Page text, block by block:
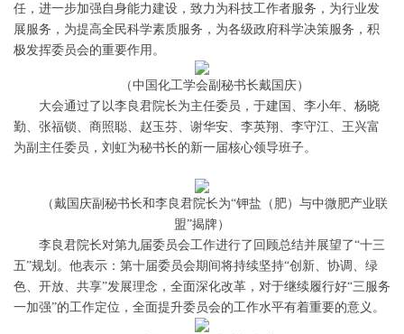
任，进一步加强自身能力建设，致力为科技工作者服务，为行业发
展服务，为提高全民科学素质服务，为各级政府科学决策服务，积
极发挥委员会的重要作用。
（中国化工学会副秘书长戴国庆）
大会通过了以李良君院长为主任委员，于建国、李小年、杨晓
勤、张福锁、商照聪、赵玉芬、谢华安、李英翔、李守江、王兴富
为副主任委员，刘虹为秘书长的新一届核心领导班子。
（戴国庆副秘书长和李良君院长为“钾盐（肥）与中微肥产业联
盟”揭牌）
李良君院长对第九届委员会工作进行了回顾总结并展望了“十三
五”规划。他表示：第十届委员会期间将持续坚持“创新、协调、绿
色、开放、共享”发展理念，全面深化改革，对于继续履行好“三服务
一加强”的工作定位，全面提升委员会的工作水平有着重要的意义。